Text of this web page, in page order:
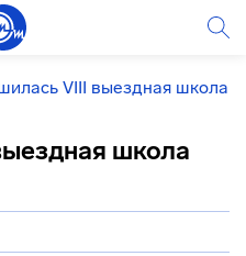
VIII выездная школа
школа